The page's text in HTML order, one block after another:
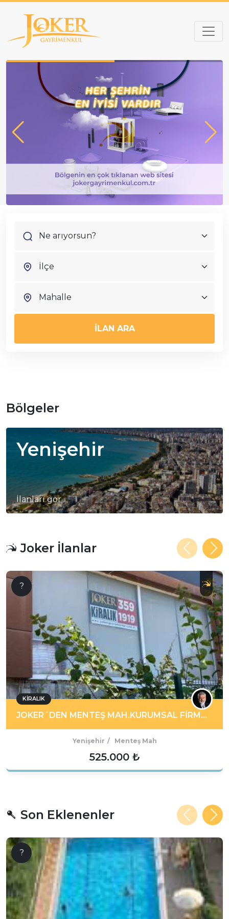
İLAN ARA
Bölgeler
Yenişehir
İlanları gör
Joker İlanlar
?
KIRALIK
JOKER´DEN MENTEŞ MAH.KURUMSAL FİRMALARA KİRALIK 2000 M2 DÜKKAN / DEPO
Yenişehir Menteş Mah
525.000 ₺
Son Eklenenler
?